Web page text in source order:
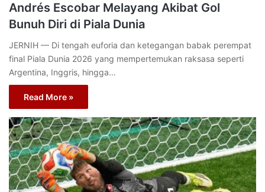
Andrés Escobar Melayang Akibat Gol
Bunuh Diri di Piala Dunia
JERNIH — Di tengah euforia dan ketegangan babak perempat
final Piala Dunia 2026 yang mempertemukan raksasa seperti
Argentina, Inggris, hingga…
Read More »